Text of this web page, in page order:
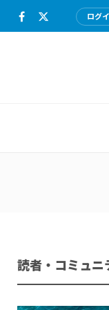
ログ
読者・コミュニ